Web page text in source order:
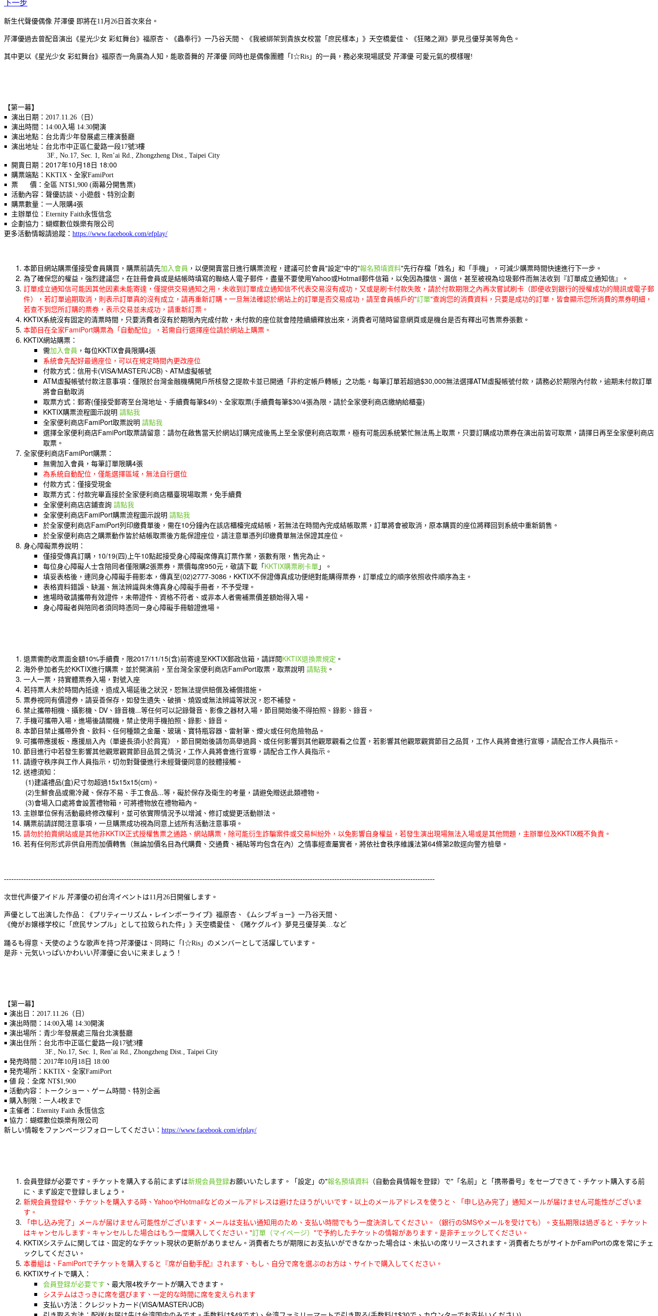
下一步
新生代聲優偶像 芹澤優 即將在11月26日首次來台。
芹澤優過去曾配音演出《星光少女 彩虹舞台》福原杏、《蟲奉行》一乃谷天間、《我被綁架到貴族女校當「庶民樣本」》天空橋愛佳、《狂賭之淵》夢見弖優芽美等角色。
其中更以《星光少女 彩虹舞台》福原杏一角廣為人知，能歌善舞的 芹澤優 同時也是偶像團體「I☆Ris」的一員，務必來現場感受 芹澤優 可愛元氣的模樣喔!
【第一幕】
￭ 演出日期：2017.11.26（日）
￭ 演出時間：14:00入場 14:30開演
￭ 演出地點：台北青少年發展處三樓演藝廳
￭ 演出地址：台北市中正區仁愛路一段17號3樓
3F., No.17, Sec. 1, Ren’ai Rd., Zhongzheng Dist., Taipei City
￭ 開賣日期： 2017年10月18日 18:00
￭ 購票端點：KKTIX、全家FamiPort
￭ 票 價：全區 NT$1,900 (兩幕分開售票)
￭ 活動內容：聲優訪談、小遊戲、特別企劃
￭ 購票數量：一人限購4張
￭ 主辦單位：Eternity Faith永恆信念
￭ 企劃協力：蝴蝶數位娛樂有限公司
更多活動情報請追蹤： https://www.facebook.com/efplay/
本節目網站購票僅接受會員購買，購票前請先加入會員 ，以便開賣當日進行購票流程，建議可於會員"設定"中的"報名預填資料"先行存檔「姓名」和「手機」，可減少購票時間快速進行下一步。
為了確保您的權益，強烈建議您，在註冊會員或是結帳時填寫的聯絡人電子郵件，盡量不要使用Yahoo或Hotmail郵件信箱，以免因為擋信、漏信，甚至被視為垃圾郵件而無法收到『訂單成立通知信』。
訂單成立通知信可能因其他因素未能寄達，僅提供交易通知之用，未收到訂單成立通知信不代表交易沒有成功，又或是刷卡付款失敗，請於付款期限之內再次嘗試刷卡（即便收到銀行的授權成功的簡訊或電子郵
件），若訂單逾期取消，則表示訂單真的沒有成立，請再重新訂購。一旦無法確認於網站上的訂單是否交易成功，請至會員帳戶的"訂單"查詢您的消費資料，只要是成功的訂單，皆會顯示您所消費的票券明細，
若查不到您所訂購的票券，表示交易並未成功，請重新訂票。
KKTIX系統沒有固定的清票時間，只要消費者沒有於期限內完成付款，未付款的座位就會陸陸續續釋放出來，消費者可隨時留意網頁或是機台是否有釋出可售票券張數。
本節目在全家FamiPort購票為「自動配位」，若需自行選擇座位請於網站上購票。
KKTIX網站購票：
需加入會員 ，每位KKTIX會員限購4張
系統會先配好最適座位，可以在規定時間內更改座位
付款方式：信用卡(VISA/MASTER/JCB)、ATM虛擬帳號
ATM虛擬帳號付款注意事項：僅限於台灣金融機構開戶所核發之提款卡並已開通「非約定帳戶轉帳」之功能，每筆訂單若超過$30,000無法選擇ATM虛擬帳號付款，請務必於期限內付款，逾期未付款訂單
將會自動取消
取票方式：郵寄(僅接受郵寄至台灣地址、手續費每筆$49)、全家取票(手續費每筆$30/4張為限，請於全家便利商店繳納給櫃臺)
KKTIX購票流程圖示說明 請點我
全家便利商店FamiPort取票說明 請點我
選擇全家便利商店FamiPort取票請留意：請勿在啟售當天於網站訂購完成後馬上至全家便利商店取票，極有可能因系統繁忙無法馬上取票，只要訂購成功票券在演出前皆可取票，請擇日再至全家便利商店
取票。
全家便利商店FamiPort購票：
無需加入會員，每筆訂單限購4張
為系統自動配位，僅能選擇區域，無法自行選位
付款方式：僅接受現金
取票方式：付款完畢直接於全家便利商店櫃臺現場取票，免手續費
全家便利商店店鋪查詢 請點我
全家便利商店FamiPort購票流程圖示說明 請點我
於全家便利商店FamiPort列印繳費單後，需在10分鐘內在該店櫃檯完成結帳，若無法在時間內完成結帳取票，訂單將會被取消，原本購買的座位將釋回到系統中重新銷售。
於全家便利商店之購票動作皆於結帳取票後方能保證座位，請注意單憑列印繳費單無法保證其座位。
身心障礙票券說明：
僅接受傳真訂購，10/19(四)上午10點起接受身心障礙席傳真訂票作業，張數有限，售完為止。
每位身心障礙人士含陪同者僅限購2張票券，票價每席950元，敬請下載「KKTIX購票刷卡單 」。
填妥表格後，連同身心障礙手冊影本，傳真至(02)2777-3086，KKTIX不保證傳真成功便絕對能購得票券，訂單成立的順序依照收件順序為主。
表格資料錯誤、缺漏、無法辨識與未傳真身心障礙手冊者，不予受理。
進場時敬請攜帶有效證件，未帶證件、資格不符者、或非本人者需補票價差額始得入場。
身心障礙者與陪同者須同時憑同一身心障礙手冊驗證進場。
退票需酌收票面金額10%手續費，限2017/11/15(含)前寄達至KKTIX郵政信箱，請詳閱KKTIX退換票規定 。
海外參加者先於KKTIX進行購票，並於開演前，至台灣全家便利商店FamiPort取票，取票說明 請點我 。
一人一票，持實體票券入場，對號入座
若持票人未於時間內抵達，造成入場延後之狀況，恕無法提供賠償及補償措施。
票券視同有價證券，請妥善保存，如發生遺失、破損、燒毀或無法辨識等狀況，恕不補發。
禁止攜帶相機、攝影機、DV、錄音機...等任何可以記錄聲音、影像之器材入場，節目開始後不得拍照、錄影、錄音。
手機可攜帶入場，進場後請關機，禁止使用手機拍照、錄影、錄音。
本節目禁止攜帶外食、飲料、任何種類之金屬、玻璃、寶特瓶容器、雷射筆、煙火或任何危險物品。
可攜帶應援板、應援扇入內（單邊長須小於肩寬），節目開始後請勿高舉過肩、或任何影響到其他觀眾觀看之位置，若影響其他觀眾觀賞節目之品質，工作人員將會進行宣導，請配合工作人員指示。
節目進行中若發生影響其他觀眾觀賞節目品質之情況，工作人員將會進行宣導，請配合工作人員指示。
請遵守秩序與工作人員指示，切勿對聲優進行未經聲優同意的肢體接觸。
送禮須知：
(1)建議禮品(盒)尺寸勿超過15x15x15(cm)。
(2)生鮮食品或需冷藏、保存不易、手工食品...等，礙於保存及衛生的考量，請避免贈送此類禮物。
(3)會場入口處將會設置禮物箱，可將禮物放在禮物箱內。
主辦單位保有活動最終修改權利，並可依實際情況予以增減、修訂或變更活動辦法。
購票前請詳閱注意事項，一旦購票成功視為同意上述所有活動注意事項。
請勿於拍賣網站或是其他非KKTIX正式授權售票之通路、網站購票，除可能衍生詐騙案件或交易糾紛外，以免影響自身權益，若發生演出現場無法入場或是其他問題，主辦單位及KKTIX概不負責。
若有任何形式非供自用而加價轉售（無論加價名目為代購費、交通費、補貼等均包含在內）之情事經查屬實者，將依社會秩序維護法第64條第2款逕向警方檢舉。
--------------------------------------------------------------------------------------------------------------------------------------------------------------------------------
次世代声優アイドル 芹澤優の初台湾イベントは11月26日開催します。
声優として出演した作品：《プリティーリズム・レインボーライブ》福原杏、《ムシブギョー》一乃谷天間、
《俺がお嬢様学校に「庶民サンプル」として拉致られた件」》天空橋愛佳、《賭ケグルイ》夢見弖優芽美…など
踊るも得意、天使のような歌声を持つ芹澤優は、同時に「I☆Ris」のメンバーとして活躍しています。
是非、元気いっぱいかわいい芹澤優に会いに来ましょう！
【第一幕】
￭ 演出日：2017.11.26（日）
￭ 演出時間：14:00入場 14:30開演
￭ 演出場所：青少年發展處三階台北演藝廳
￭ 演出住所：台北市中正區仁愛路一段17號3樓
3F., No.17, Sec. 1, Ren’ai Rd., Zhongzheng Dist., Taipei City
￭ 発売時間：2017年10月18日 18:00
￭ 発売場所：KKTIX、全家FamiPort
￭ 値 段：全席 NT$1,900
￭ 活動内容：トークショー、ゲーム時間、特別企画
￭ 購入制限：一人4枚まで
￭ 主催者：Eternity Faith 永恆信念
￭ 協力：蝴蝶數位娛樂有限公司
新しい情報をファンページフォローしてください： https://www.facebook.com/efplay/
会員登録が必要です。チケットを購入する前にまずは新規会員登録お願いいたします。「設定」の"報名預填資料 （自動会員情報を登録）で"「名前」と「携帯番号」をセーブできて、チケット購入する前
に、まず設定で登録しましょう。
新規会員登録や、チケットを購入する時、YahooやHotmailなどのメールアドレスは避けたほうがいいです。以上のメールアドレスを使うと、「申し込み完了」通知メールが届けません可能性がございま
す。
「申し込み完了」メールが届けません可能性がございます。メールは支払い通知用のため、支払い時間でもう一度決済してください。（銀行のSMSやメールを受けても）。支払期限は過ぎると、チケット
はキャンセルします。キャンセルした場合はもう一度購入してください。"訂單 （マイページ） "で予約したチケットの情報があります。是非チェックしてください。
KKTIXシステムに関しては、固定的なチケット現状の更新がありません。消費者たちが期限にお支払いができなかった場合は、未払いの席リリースされます。消費者たちがサイトかFamiPortの席を常にチェ
ックしてください。
本番組は、FamiPortでチケットを購入すると『席が自動手配』されます、もし、自分で席を選ぶのお方は、サイトで購入してください。
KKTIXサイトで購入：
会員登録が必要です 、最大限4枚チケートが購入できます。
システムはさっきに席を選びます、一定的な時間に席を変えられます
支払い方法：クレジットカード(VISA/MASTER/JCB)